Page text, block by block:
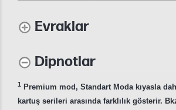
Evraklar
Dipnotlar
1 Premium mod, Standart Moda kıyasla
kartuş serileri arasında farklılık gösterir.